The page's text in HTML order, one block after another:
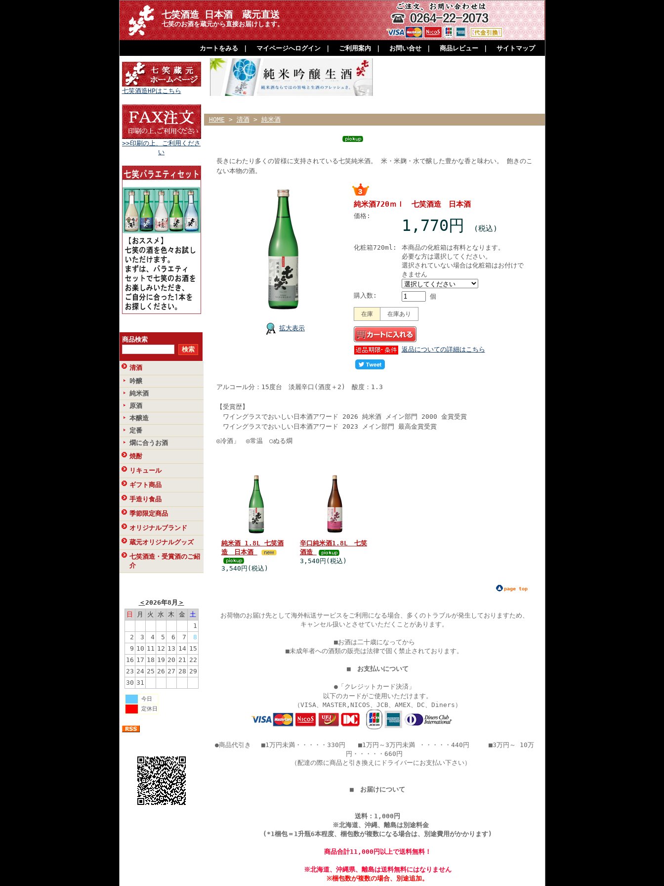
七笑酒造 日本酒 蔵元直送
七笑のお酒を蔵元から直接お届けします。
カートをみる マイページへログイン｜ ご利用案内｜ お問い合せ｜ 商品レビュー｜ サイトマップ
七笑酒造HPはこちら
>>印刷の上、ご利用くださ
い
商品検索
清酒
吟醸
純米酒
原酒
本醸造
定番
燗に合うお酒
焼酎
リキュール
ギフト商品
手造り食品
季節限定商品
オリジナルブランド
蔵元オリジナルグッズ
七笑酒造・受賞酒のご紹
介
＜2026年8月 ＞
日
月 火 水 木 金
土
1
2
3 4 5 6 7
8
9 10 11 12 13 14 15
16 17 18 19 20 21 22
23 24 25 26 27 28 29
30 31
今日
定休日
HOME > 清酒> 純米酒
長きにわたり多くの皆様に支持されている七笑純米酒。 米・米麹・水で醸した豊かな香と味わい。 飽きのこ
ない本物の酒。
拡大表示
純米酒720ｍｌ 七笑酒造 日本酒
価格:
1,770円 (税込)
化粧箱720ml:
本商品の化粧箱は有料となります。
必要な方は選択してください。
選択されていない場合は化粧箱はお付けで
きません
購入数: 個
在庫 在庫あり
返品についての詳細はこちら
アルコール分：15度台 淡麗辛口(酒度＋2) 酸度：1.3
【受賞歴】
ワイングラスでおいしい日本酒アワード 2026 純米酒 メイン部門 2000 金賞受賞
ワイングラスでおいしい日本酒アワード 2023 メイン部門 最高金賞受賞
◎冷酒」 ◎常温 ○ぬる燗
純米酒 1.8L 七笑酒
造 日本酒
3,540円(税込)
辛口純米酒1.8L 七笑
酒造
3,540円(税込)
page top
お荷物のお届け先として海外転送サービスをご利用になる場合、多くのトラブルが発生しておりますため、
キャンセル扱いとさせていただくことがあります。
■お酒は二十歳になってから
■未成年者への酒類の販売は法律で固く禁止されております。
■ お支払いについて
●「クレジットカード決済」
以下のカードがご使用いただけます。
（VISA、MASTER,NICOS、JCB、AMEX、DC、Diners）
●商品代引き
■1万円未満・・・・・330円 ■1万円～3万円未満 ・・・・・440円 ■3万円～ 10万
円・・・・・660円
（配達の際に商品と引き換えにドライバーにお支払い下さい）
■ お届けについて
送料：1,000円
※北海道、沖縄、離島は別途料金
(*1梱包＝1升瓶6本程度、梱包数が複数になる場合は、別途費用がかかります)
商品合計11,000円以上で送料無料！
※北海道、沖縄県、離島は送料無料にはなりません
※梱包数が複数の場合、別途追加。